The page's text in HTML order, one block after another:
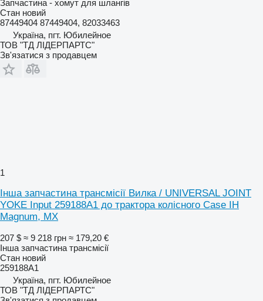
Запчастина - хомут для шлангів
Стан новий
87449404 87449404, 82033463
Україна, пгт. Юбилейное
ТОВ "ТД ЛІДЕРПАРТС"
Зв'язатися з продавцем
1
Інша запчастина трансмісії Вилка / UNIVERSAL JOINT
YOKE Input 259188A1 до трактора колісного Case IH
Magnum, MX
207 $ ≈ 9 218 грн ≈ 179,20 €
Інша запчастина трансмісії
Стан новий
259188A1
Україна, пгт. Юбилейное
ТОВ "ТД ЛІДЕРПАРТС"